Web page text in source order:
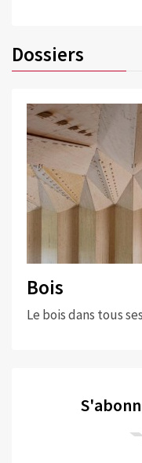
Dossiers
Bois
Le bois dans tous